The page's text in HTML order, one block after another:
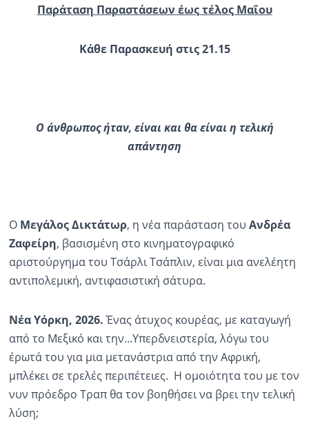
Παράταση Παραστάσεων έως τέλος Μαΐου
Κάθε Παρασκευή στις 21.15
Ο άνθρωπος ήταν, είναι και θα είναι η τελική
απάντηση
Ο Μεγάλος Δικτάτωρ, η νέα παράσταση του Ανδρέα
Ζαφείρη, βασισμένη στο κινηματογραφικό
αριστούργημα του Τσάρλι Τσάπλιν, είναι μια ανελέητη
αντιπολεμική, αντιφασιστική σάτυρα.
Νέα Υόρκη, 2026.Ένας άτυχος κουρέας, με καταγωγή
από το Μεξικό και την...Υπερδνειστερία, λόγω του
έρωτά του για μια μετανάστρια από την Αφρική,
μπλέκει σε τρελές περιπέτειες. Η ομοιότητα του με τον
νυν πρόεδρο Τραπ θα τον βοηθήσει να βρει την τελική
λύση;